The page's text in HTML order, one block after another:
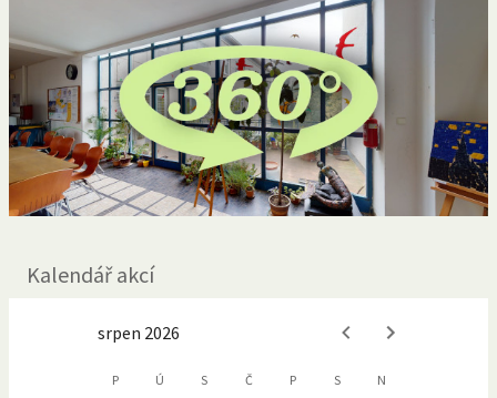
Kalendář akcí
srpen 2026
P Ú S Č P S N